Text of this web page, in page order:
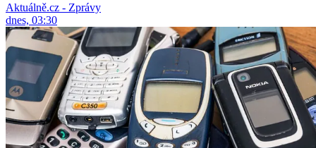
Aktuálně.cz - Zprávy
dnes, 03:30